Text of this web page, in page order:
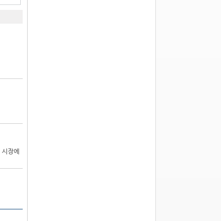
장에